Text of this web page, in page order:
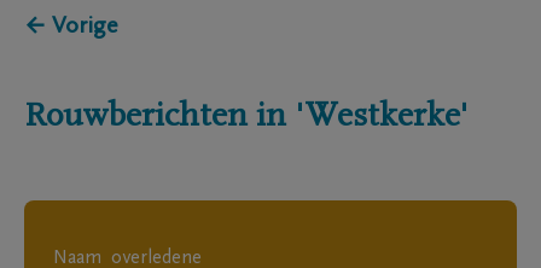
← Vorige
Rouwberichten in 'Westkerke'